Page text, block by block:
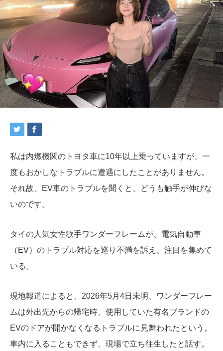
私は内燃機関のトヨタ車に10年以上乗っていますが、一
度もおかしなトラブルに遭遇にしたことがありません。
それ故、EV車のトラブルを聞くと、どうも触手が伸びな
いのです。
タイの人気女性歌手ワンダーフレームが、電気自動車
（EV）のトラブル対応を巡り不満を訴え、注目を集めて
いる。
現地報道によると、2026年5月4日未明、ワンダーフレー
ムは外出先からの帰宅時、使用していた有名ブランドの
EVのドアが開かなくなるトラブルに見舞われたという。
車内に入ることもできず、現場で立ち往生したと話す。